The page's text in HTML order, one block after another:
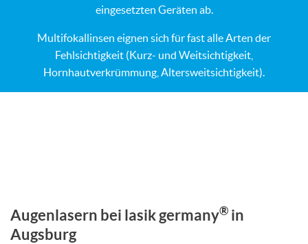
eingesetzten Geräten ab.
Multifokallinsen eignen sich für fast alle Arten der
Fehlsichtigkeit (Kurz- und Weitsichtigkeit,
Hornhautverkrümmung, Altersweitsichtigkeit).
Augenlasern bei lasik germany® in
Augsburg